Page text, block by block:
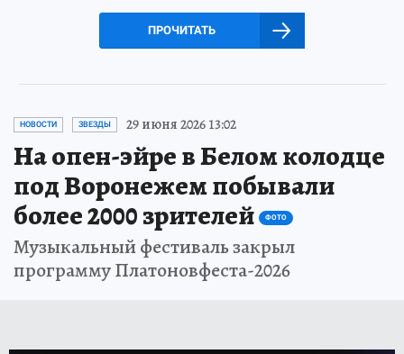
ПРОЧИТАТЬ
НОВОСТИ ЗВЕЗДЫ 29 июня 2026 13:02
На опен-эйре в Белом колодце
под Воронежем побывали
более 2000 зрителей
ФОТО
Музыкальный фестиваль закрыл
программу Платоновфеста-2026